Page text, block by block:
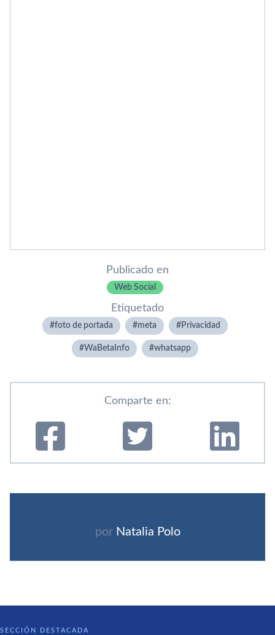
Publicado en
Web Social
Etiquetado
foto de portada meta Privacidad
WaBetaInfo whatsapp
Comparte en:
por Natalia Polo
SECCIÓN DESTACADA